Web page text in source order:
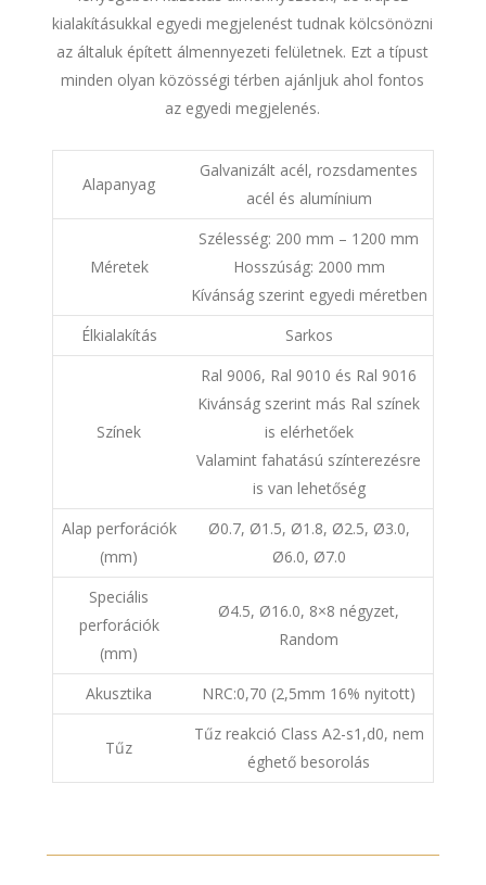
kialakításukkal egyedi megjelenést tudnak kölcsönözni
az általuk épített álmennyezeti felületnek. Ezt a típust
minden olyan közösségi térben ajánljuk ahol fontos
az egyedi megjelenés.
Alapanyag
Galvanizált acél, rozsdamentes
acél és alumínium
Méretek
Szélesség: 200 mm – 1200 mm
Hosszúság: 2000 mm
Kívánság szerint egyedi méretben
Élkialakítás
Sarkos
Színek
Ral 9006, Ral 9010 és Ral 9016
Kivánság szerint más Ral színek
is elérhetőek
Valamint fahatású színterezésre
is van lehetőség
Alap perforációk
(mm)
Ø0.7, Ø1.5, Ø1.8, Ø2.5, Ø3.0,
Ø6.0, Ø7.0
Speciális
perforációk
(mm)
Ø4.5, Ø16.0, 8×8 négyzet,
Random
Akusztika NRC:0,70 (2,5mm 16% nyitott)
Tűz
Tűz reakció Class A2-s1,d0, nem
éghető besorolás